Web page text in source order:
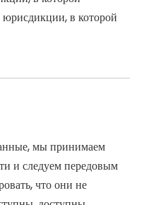
в которой
мы принимаем
и следуем передовым
что они не